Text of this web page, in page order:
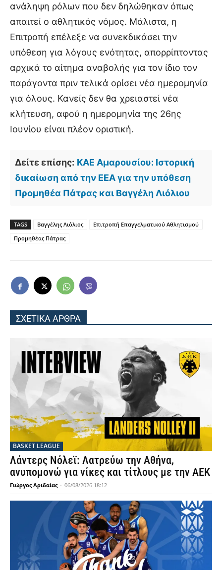
ανάληψη ρόλων που δεν δηλώθηκαν όπως
απαιτεί ο αθλητικός νόμος. Μάλιστα, η
Επιτροπή επέλεξε να συνεκδικάσει την
υπόθεση για λόγους ενότητας, απορρίπτοντας
αρχικά το αίτημα αναβολής για τον ίδιο τον
παράγοντα πριν τελικά ορίσει νέα ημερομηνία
για όλους. Κανείς δεν θα χρειαστεί νέα
κλήτευση, αφού η ημερομηνία της 26ης
Ιουνίου είναι πλέον οριστική.
Δείτε επίσης: ΚΑΕ Αμαρουσίου: Ιστορική
δικαίωση από την ΕΕΑ για την υπόθεση
Προμηθέα Πάτρας και Βαγγέλη Λιόλιου
TAGS Βαγγέλης Λιόλιος
Επιτροπή Επαγγελματικού Αθλητισμού
Προμηθέας Πάτρας
ΣΧΕΤΙΚΑ ΑΡΘΡΑ
BASKET LEAGUE
Λάντερς Νόλεϊ: Λατρεύω την Αθήνα,
ανυπομονώ για νίκες και τίτλους με την ΑΕΚ
Γιώργος Αριδαίας - 06/08/2026 18:12